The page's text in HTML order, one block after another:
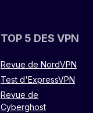
TOP 5 DES VPN
Revue de NordVPN
Test d'ExpressVPN
Revue de
Cyberghost